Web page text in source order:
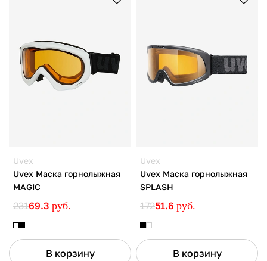
Uvex
Uvex Маска горнолыжная
MAGIC
23169.3 руб.
В корзину
Uvex
Uvex Маска горнолыжная
SPLASH
17251.6 руб.
В корзину